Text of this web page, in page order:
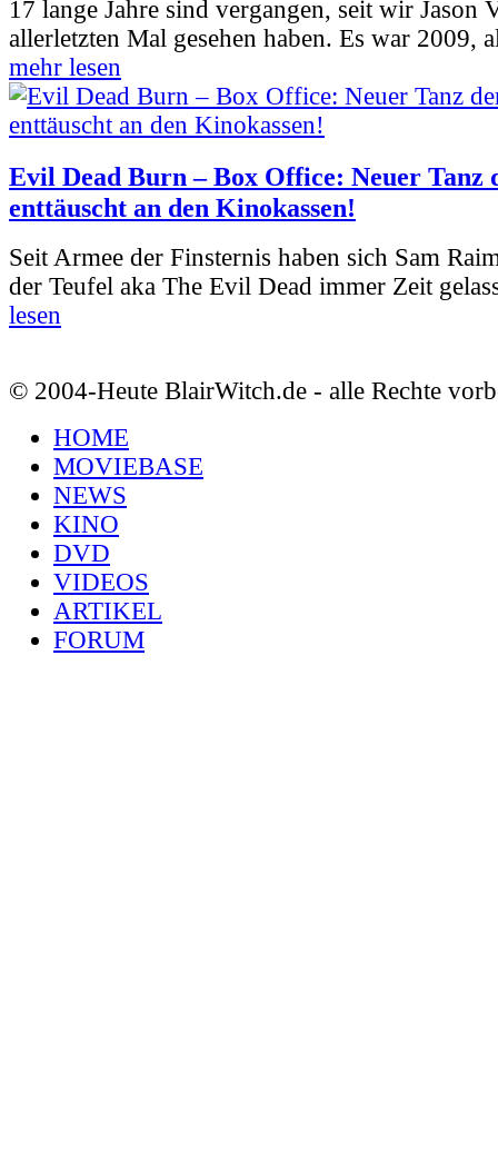
17 lange Jahre sind vergangen, seit wir Jason
allerletzten Mal gesehen haben. Es war 2009,
mehr lesen
Evil Dead Burn – Box Office: Neuer Tanz
enttäuscht an den Kinokassen!
Seit Armee der Finsternis haben sich Sam
der Teufel aka The Evil Dead immer Zeit
lesen
© 2004-Heute BlairWitch.de - alle Rechte
HOME
MOVIEBASE
NEWS
KINO
DVD
VIDEOS
ARTIKEL
FORUM